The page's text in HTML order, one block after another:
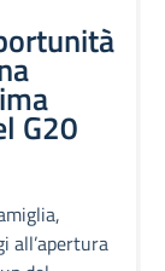
G20
all’apertura